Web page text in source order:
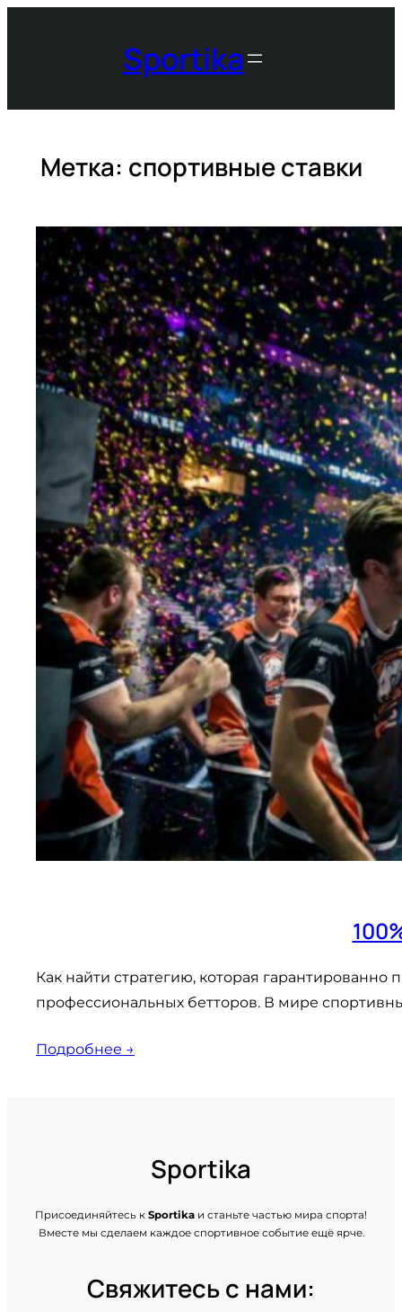
Sportika
Метка: спортивные ставки
Как найти стратегию, которая гарантированно
профессиональных бетторов. В мире
Подробнее →
Sportika
Присоединяйтесь к Sportika и станьте частью мира спорта!
Вместе мы сделаем каждое спортивное событие ещё ярче.
Свяжитесь с нами: